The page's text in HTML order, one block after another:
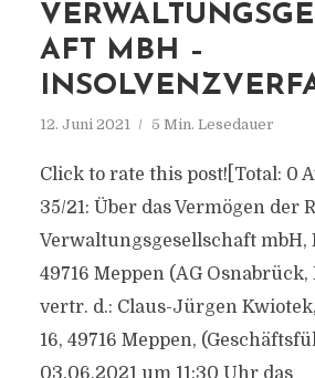
AFT MBH –
12. Juni 2021 5 Min. Lesedauer
Click to rate this post![Total: 0
35/21: Über das Vermögen der
Verwaltungsgesellschaft mbH,
49716 Meppen (AG Osnabrück,
vertr. d.: Claus-Jürgen
16, 49716 Meppen,
03.06.2021 um 11:30 Uhr das